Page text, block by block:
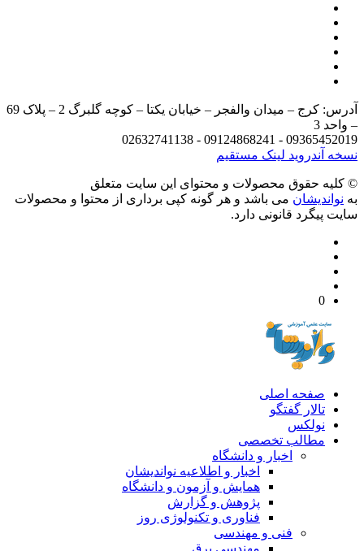
آدرس: کرج – میدان والفجر – خیابان یکتا – کوچه گلبرگ 2 – پلاک 69
3
09365452019 - 09124868241 -
آندرویدلینک مستقیم
حقوق محصولات و محتوای اين سایت متعلق
می باشد و هر گونه کپی برداری از محتوا و محصولات
پیگرد قانونی دارد.
صفحه اصلی
تالار گفتگو
نولکس
مطالب تخصصی
اخبار و دانشگاه
اخبار و اطلاعیه نواندیشان
همایش و آزمون و دانشگاه
پژوهش و گزارش
فناوری و تکنولوژی روز
فنی و مهندسی
مهندسی برق